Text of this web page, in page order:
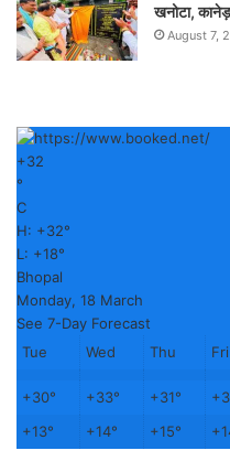
खनोटा,
August 7,
+32
°
C
H: +32°
L: +18°
Bhopal
Monday, 18 March
See 7-Day Forecast
Tue
Wed Thu Fri
+30° +33° +31° +
+13° +14° +15° +